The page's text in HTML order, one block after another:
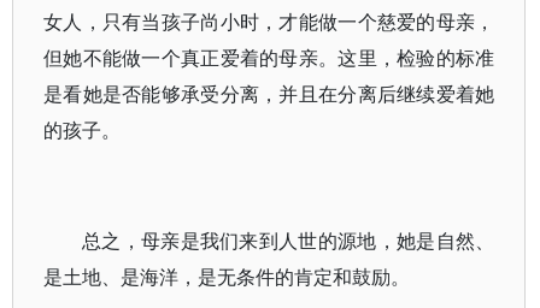
女人，只有当孩子尚小时，才能做一个慈爱的母亲，
但她不能做一个真正爱着的母亲。这里，检验的标准
是看她是否能够承受分离，并且在分离后继续爱着她
的孩子。
总之，母亲是我们来到人世的源地，她是自然、
是土地、是海洋，是无条件的肯定和鼓励。